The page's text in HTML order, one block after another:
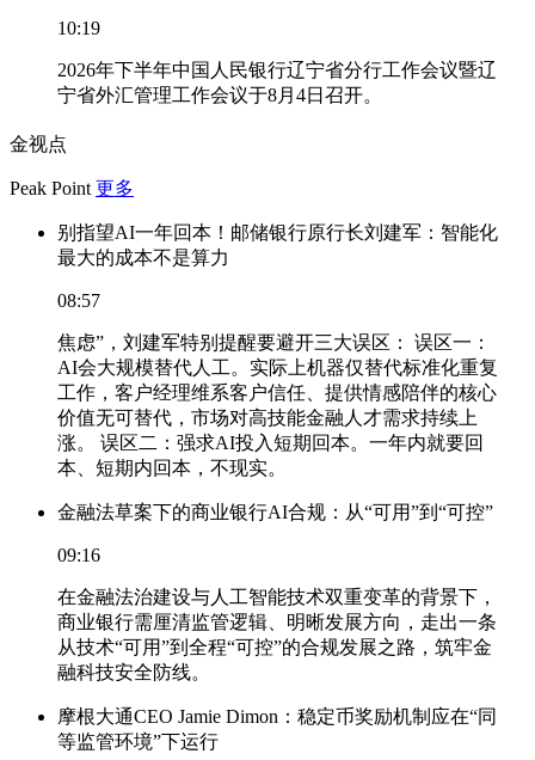
10:19
2026年下半年中国人民银行辽宁省分行工作会议暨辽
宁省外汇管理工作会议于8月4日召开。
金视点
Peak Point 更多
别指望AI一年回本！邮储银行原行长刘建军：智能化
最大的成本不是算力
08:57
焦虑”，刘建军特别提醒要避开三大误区： 误区一：
AI会大规模替代人工。实际上机器仅替代标准化重复
工作，客户经理维系客户信任、提供情感陪伴的核心
价值无可替代，市场对高技能金融人才需求持续上
涨。 误区二：强求AI投入短期回本。一年内就要回
本、短期内回本，不现实。
金融法草案下的商业银行AI合规：从“可用”到“可控”
09:16
在金融法治建设与人工智能技术双重变革的背景下，
商业银行需厘清监管逻辑、明晰发展方向，走出一条
从技术“可用”到全程“可控”的合规发展之路，筑牢金
融科技安全防线。
摩根大通CEO Jamie Dimon：稳定币奖励机制应在“同
等监管环境”下运行